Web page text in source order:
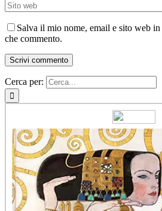
Salva il mio nome, email e sito web
che commento.
Cerca per: